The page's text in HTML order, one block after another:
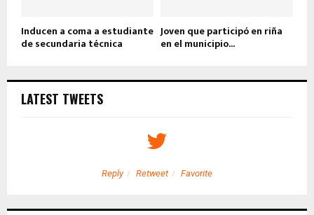
Inducen a coma a estudiante
de secundaria técnica
Joven que participó en riña
en el municipio...
LATEST TWEETS
Reply Retweet Favorite